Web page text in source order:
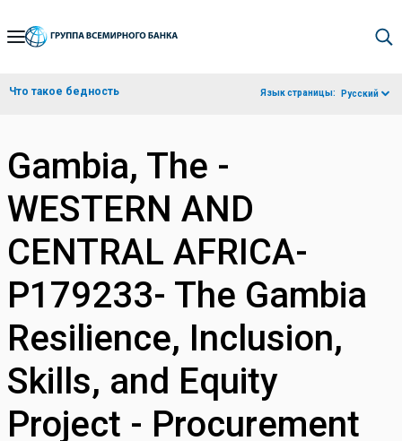
Skip
Navigation
Что такое бедность Язык страницы: Русский
Gambia, The -
WESTERN AND
CENTRAL AFRICA-
P179233- The Gambia
Resilience, Inclusion,
Skills, and Equity
Project - Procurement